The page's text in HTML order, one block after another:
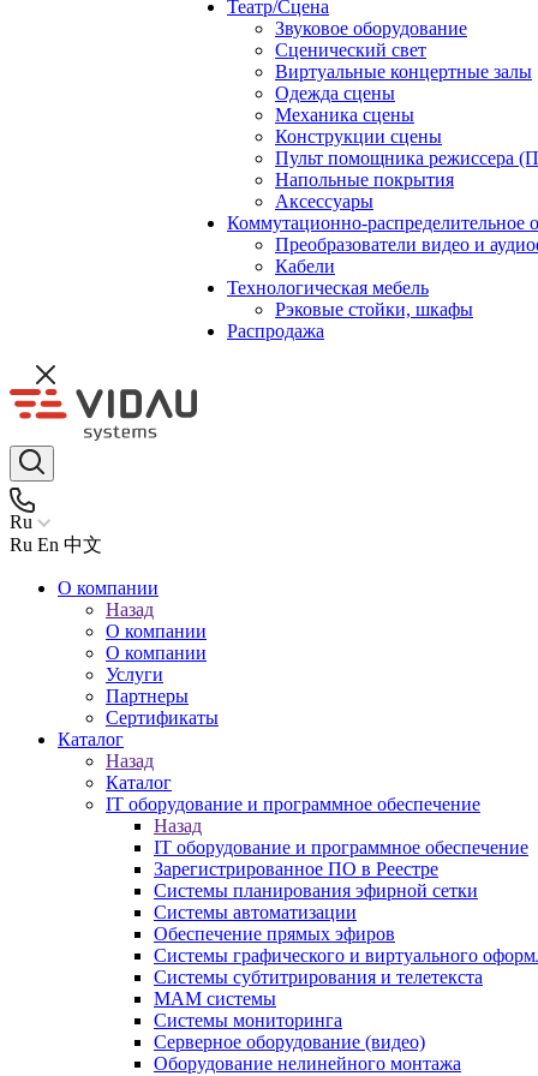
Театр/Сцена
Звуковое оборудование
Сценический свет
Виртуальные концертные залы
Одежда сцены
Механика сцены
Конструкции сцены
Пульт помощника режиссера
Напольные покрытия
Аксессуары
Коммутационно-распределительное
Преобразователи видео и
Кабели
Технологическая мебель
Рэковые стойки, шкафы
Распродажа
Ru
Ru En 中文
О компании
Назад
О компании
О компании
Услуги
Партнеры
Сертификаты
Каталог
Назад
Каталог
IT оборудование и программное обеспечение
Назад
IT оборудование и программное обеспечение
Зарегистрированное ПО в Реестре
Системы планирования эфирной сетки
Системы автоматизации
Обеспечение прямых эфиров
Системы графического и виртуального
Системы субтитрирования и телетекста
MAM системы
Системы мониторинга
Серверное оборудование (видео)
Оборудование нелинейного монтажа